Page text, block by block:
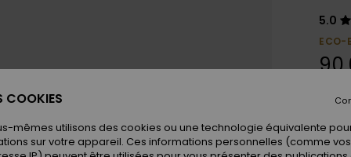
5.0
ECO-
COOKIES
mêmes utilisons des cookies ou une technologie équivalente
sur votre appareil. Ces informations personnelles (comme